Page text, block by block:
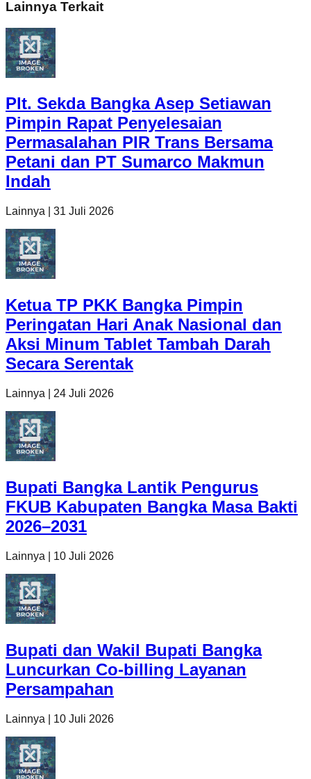
Lainnya Terkait
Plt. Sekda Bangka Asep Setiawan
Pimpin Rapat Penyelesaian
Permasalahan PIR Trans Bersama
Petani dan PT Sumarco Makmun
Indah
Lainnya 31 Juli 2026
Ketua TP PKK Bangka Pimpin
Peringatan Hari Anak Nasional dan
Aksi Minum Tablet Tambah Darah
Secara Serentak
Lainnya 24 Juli 2026
Bupati Bangka Lantik Pengurus
FKUB Kabupaten Bangka Masa Bakti
2026–2031
Lainnya 10 Juli 2026
Bupati dan Wakil Bupati Bangka
Luncurkan Co-billing Layanan
Persampahan
Lainnya 10 Juli 2026